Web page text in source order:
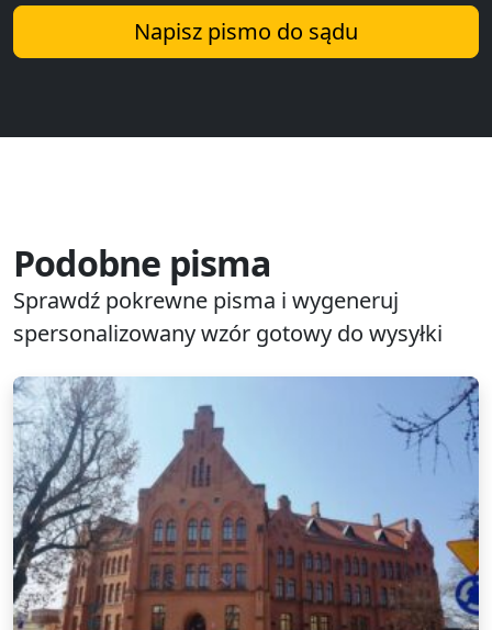
Napisz pismo do sądu
Podobne pisma
Sprawdź pokrewne pisma i wygeneruj
spersonalizowany wzór gotowy do wysyłki